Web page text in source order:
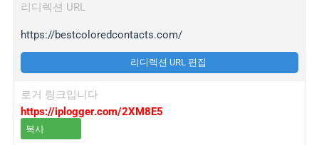
리디렉션 URL
https://bestcoloredcontacts.com/
리디렉션 URL 편집
로거 링크입니다
https://iplogger.com/2XM8E5
복사